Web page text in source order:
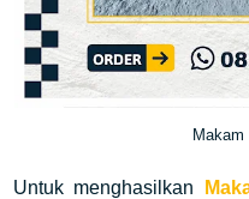
Untuk menghasilkan